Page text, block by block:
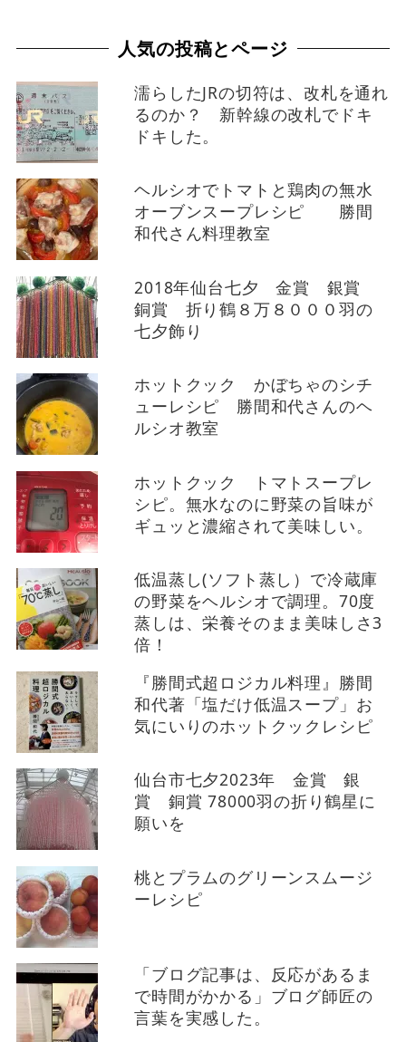
人気の投稿とページ
濡らしたJRの切符は、改札を通れ
るのか？ 新幹線の改札でドキ
ドキした。
ヘルシオでトマトと鶏肉の無水
オーブンスープレシピ 勝間
和代さん料理教室
2018年仙台七夕 金賞 銀賞
銅賞 折り鶴８万８０００羽の
七夕飾り
ホットクック かぼちゃのシチ
ューレシピ 勝間和代さんのヘ
ルシオ教室
ホットクック トマトスープレ
シピ。無水なのに野菜の旨味が
ギュッと濃縮されて美味しい。
低温蒸し(ソフト蒸し）で冷蔵庫
の野菜をヘルシオで調理。70度
蒸しは、栄養そのまま美味しさ3
倍！
『勝間式超ロジカル料理』勝間
和代著「塩だけ低温スープ」お
気にいりのホットクックレシピ
仙台市七夕2023年 金賞 銀
賞 銅賞 78000羽の折り鶴星に
願いを
桃とプラムのグリーンスムージ
ーレシピ
「ブログ記事は、反応があるま
で時間がかかる」ブログ師匠の
言葉を実感した。